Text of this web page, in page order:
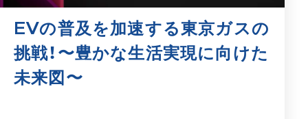
EVの普及を加速する東京ガスの
挑戦！〜豊かな生活実現に向けた
未来図〜